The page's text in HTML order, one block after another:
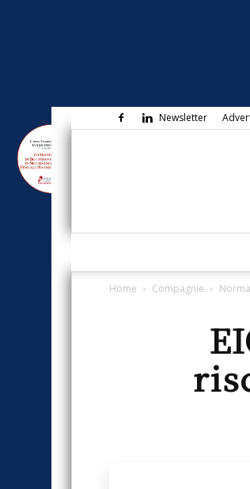
Newsletter
Home Compagnie